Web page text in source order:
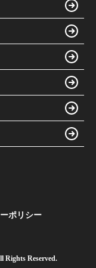
ポリシー
Rights Reserved.